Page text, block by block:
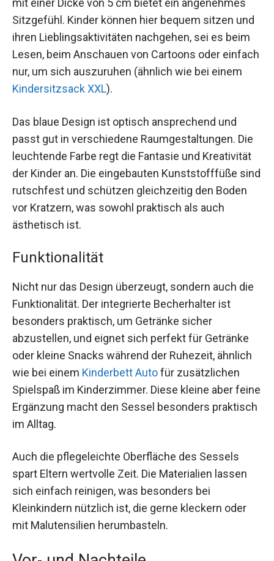
mit einer Dicke von 5 cm bietet ein angenehmes
Sitzgefühl. Kinder können hier bequem sitzen und
ihren Lieblingsaktivitäten nachgehen, sei es beim
Lesen, beim Anschauen von Cartoons oder einfach
nur, um sich auszuruhen (ähnlich wie bei einem
Kindersitzsack XXL).
Das blaue Design ist optisch ansprechend und
passt gut in verschiedene Raumgestaltungen. Die
leuchtende Farbe regt die Fantasie und Kreativität
der Kinder an. Die eingebauten Kunststofffüße sind
rutschfest und schützen gleichzeitig den Boden
vor Kratzern, was sowohl praktisch als auch
ästhetisch ist.
Funktionalität
Nicht nur das Design überzeugt, sondern auch die
Funktionalität. Der integrierte Becherhalter ist
besonders praktisch, um Getränke sicher
abzustellen, und eignet sich perfekt für Getränke
oder kleine Snacks während der Ruhezeit, ähnlich
wie bei einem Kinderbett Autofür zusätzlichen
Spielspaß im Kinderzimmer. Diese kleine aber feine
Ergänzung macht den Sessel besonders praktisch
im Alltag.
Auch die pflegeleichte Oberfläche des Sessels
spart Eltern wertvolle Zeit. Die Materialien lassen
sich einfach reinigen, was besonders bei
Kleinkindern nützlich ist, die gerne kleckern oder
mit Malutensilien herumbasteln.